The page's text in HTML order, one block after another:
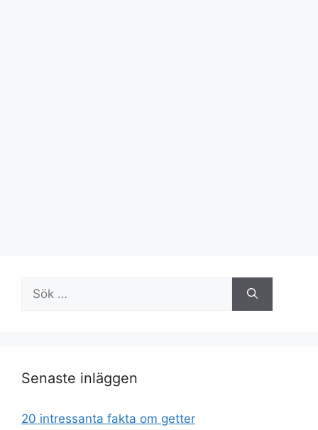
efter:
Senaste inläggen
20 intressanta fakta om getter